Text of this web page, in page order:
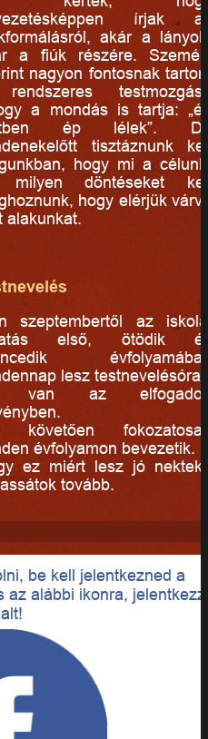
írjak
akár a
a fiúk részére.
nagyon fontosnak
a mondás is tartja:
ép lélek”.
tisztáznunk
hogy mi a
milyen döntéseket
hogy elérjük
alakunkat.
szeptembertől az
első, ötödik
lesz testnevelésóra.
van az
követően
évfolyamon bevezetik.
ez miért lesz jó
tovább.
be kell jelentkezned a
az alábbi ikonra, jelentkezz